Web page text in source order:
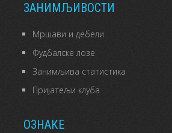
ЗАНИМЉИВОСТИ
Мршави и дебели
Фудбалске лозе
Занимљива статистика
Пријатељи клуба
ОЗНАКЕ